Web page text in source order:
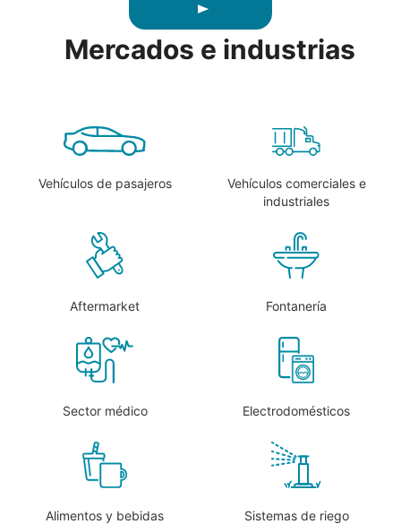
Mercados e industrias
Vehículos de pasajeros
Vehículos comerciales e
industriales
Aftermarket Fontanería
Sector médico Electrodomésticos
Alimentos y bebidas Sistemas de riego